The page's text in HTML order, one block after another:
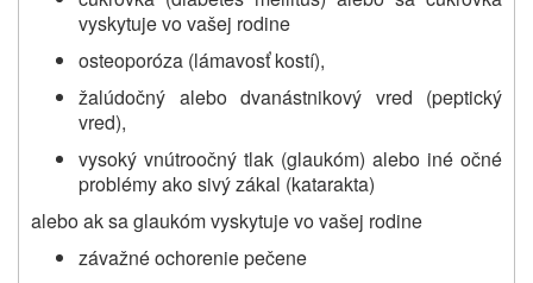
vyskytuje vo vašej rodine
osteoporóza (lámavosť kostí),
žalúdočný alebo dvanástnikový vred (peptický
vred),
vysoký vnútroočný tlak (glaukóm) alebo iné očné
problémy ako sivý zákal (katarakta)
alebo ak sa glaukóm vyskytuje vo vašej rodine
závažné ochorenie pečene